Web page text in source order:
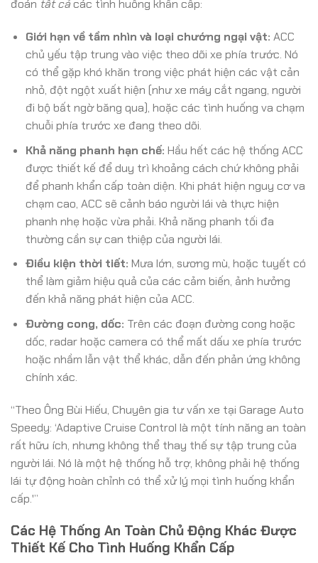
đoán tất cảcác tình huống khẩn cấp:
Giới hạn về tầm nhìn và loại chướng ngại vật: ACC
chủ yếu tập trung vào việc theo dõi xe phía trước. Nó
có thể gặp khó khăn trong việc phát hiện các vật cản
nhỏ, đột ngột xuất hiện (như xe máy cắt ngang, người
đi bộ bất ngờ băng qua), hoặc các tình huống va chạm
chuỗi phía trước xe đang theo dõi.
Khả năng phanh hạn chế: Hầu hết các hệ thống ACC
được thiết kế để duy trì khoảng cách chứ không phải
để phanh khẩn cấp toàn diện. Khi phát hiện nguy cơ va
chạm cao, ACC sẽ cảnh báo người lái và thực hiện
phanh nhẹ hoặc vừa phải. Khả năng phanh tối đa
thường cần sự can thiệp của người lái.
Điều kiện thời tiết: Mưa lớn, sương mù, hoặc tuyết có
thể làm giảm hiệu quả của các cảm biến, ảnh hưởng
đến khả năng phát hiện của ACC.
Đường cong, dốc: Trên các đoạn đường cong hoặc
dốc, radar hoặc camera có thể mất dấu xe phía trước
hoặc nhầm lẫn vật thể khác, dẫn đến phản ứng không
chính xác.
“Theo Ông Bùi Hiếu, Chuyên gia tư vấn xe tại Garage Auto
Speedy: ‘Adaptive Cruise Control là một tính năng an toàn
rất hữu ích, nhưng không thể thay thế sự tập trung của
người lái. Nó là một hệ thống hỗ trợ, không phải hệ thống
lái tự động hoàn chỉnh có thể xử lý mọi tình huống khẩn
cấp.'”
Các Hệ Thống An Toàn Chủ Động Khác Được
Thiết Kế Cho Tình Huống Khẩn Cấp